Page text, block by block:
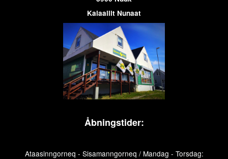
Kalaallit Nunaat
Åbningstider:
Ataasinngorneq - Sisamanngorneq / Mandag - Torsdag: